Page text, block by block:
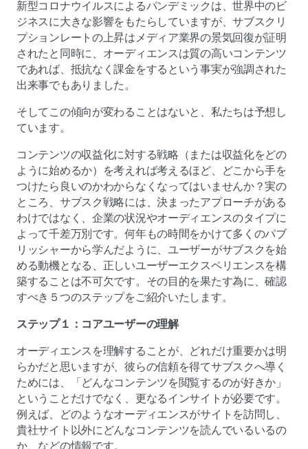
新型コロナウイルスによるパンデミックは、世界中のビ
ジネスに大きな影響をもたらしていますが、サブスクリ
プションレートの上昇はメディア業界の景気回復が証明
されたと同時に、オーディエンスは質の高いコンテンツ
であれば、抵抗なく課金をするという事実が強調された
出来事でもありました。
そしてこの傾向が変わることはないと、私たちは予想し
ています。
コンテンツの収益化に対する戦略（または収益化をどの
ように始めるか）を考えれば考えるほど、どこから手を
つけたら良いのかわからなくなってはいませんか？実の
ところ、サブスク戦略には、決まったアプローチがある
わけではなく、企業の状況やオーディエンスのタイプに
よって千差万別です。何年もの時間をかけて多くのパブ
リッシャーから学んだように、ユーザーがサブスクを始
める動機となる、正しいユーザーエクスペリエンスを構
築することは不可欠です。その目的を果たす為に、確認
すべき５つのステップをご紹介いたします。
ステップ１：コアユーザーの理解
オーディエンスを理解することが、どれだけ重要かは明
らかだと思いますが、彼らの信頼を得てサブスクへ導く
ためには、「どんなコンテンツを閲覧するのが好きか」
ということだけでなく、更なるインサイトが必要です。
例えば、どのようなオーディエンスがサイトを訪問し、
貴社サイト以外にどんなコンテンツを読んでいるいるの
か、などの情報です。